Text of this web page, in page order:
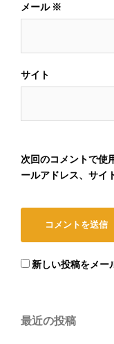
メール ※
サイト
次回のコメントで使
ールアドレス、サイ
新しい投稿をメー
最近の投稿